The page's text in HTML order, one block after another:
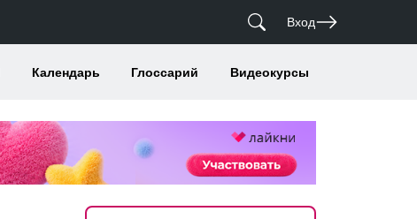
Вход
Календарь Глоссарий Видеокурсы